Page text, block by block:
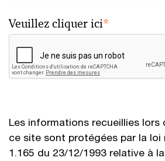
Veuillez cliquer ici*
Les informations recueillies lors
ce site sont protégées par la loi
1.165 du 23/12/1993 relative à